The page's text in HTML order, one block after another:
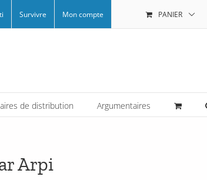
Survivre Mon compte PANIER
de distribution Argumentaires
Arpi